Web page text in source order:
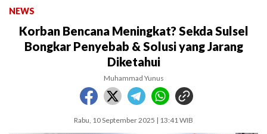
NEWS
Korban Bencana Meningkat? Sekda Sulsel
Bongkar Penyebab & Solusi yang Jarang
Diketahui
Muhammad Yunus
Rabu, 10 September 2025 | 13:41 WIB